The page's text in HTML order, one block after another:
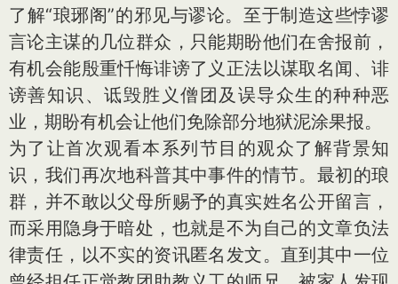
了解“琅琊阁”的邪见与谬论。至于制造这些悖谬
言论主谋的几位群众，只能期盼他们在舍报前，
有机会能殷重忏悔诽谤了义正法以谋取名闻、诽
谤善知识、诋毁胜义僧团及误导众生的种种恶
业，期盼有机会让他们免除部分地狱泥涂果报。
为了让首次观看本系列节目的观众了解背景知
识，我们再次地科普其中事件的情节。最初的琅
群，并不敢以父母所赐予的真实姓名公开留言，
而采用隐身于暗处，也就是不为自己的文章负法
律责任，以不实的资讯匿名发文。直到其中一位